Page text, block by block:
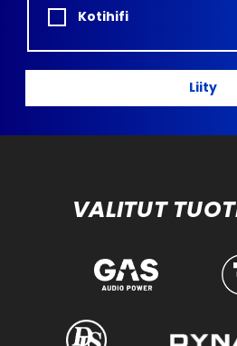
Kotihifi
Liity
VALITUT